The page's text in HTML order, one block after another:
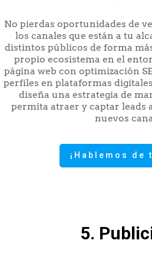
No pierdas oportunidades de
los canales que están a tu
distintos públicos de forma
propio ecosistema en el
página web con optimización
perfiles en plataformas
diseña una estrategia de
permita atraer y captar leads
nuevos
¡Hablemos de
5.